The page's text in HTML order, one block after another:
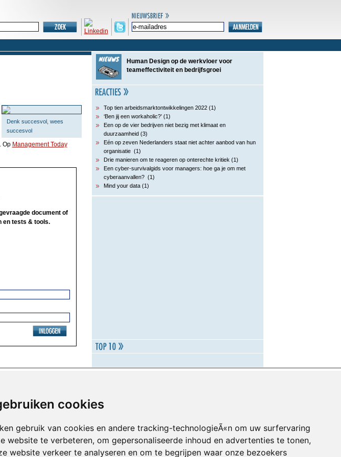
cookies
gebruik van cookies en andere tracking-technologieÃ«n om uw surfervaring
website te verbeteren, om gepersonaliseerde inhoud en advertenties te tonen,
website verkeer te analyseren en om te begrijpen waar onze bezoekers
Denk succesvol, wees
succesvol
Op Management Today
document of
en tests & tools.
Human Design op de werkvloer voor
teameffectiviteit en bedrijfsgroei
Top tien arbeidsmarktontwikkelingen 2022 (1)
‘Ben jij een workaholic?’ (1)
Een op de vier bedrijven niet bezig met klimaat en
duurzaamheid (3)
Eén op zeven Nederlanders staat niet achter aanbod van hun
organisatie (1)
Drie manieren om te reageren op onterechte kritiek (1)
Een cyber-survivalgids voor managers: hoe ga je om met
cyberaanvallen? (1)
Mind your data (1)